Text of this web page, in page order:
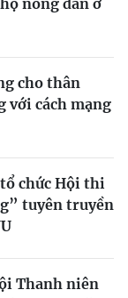
cho thân
với cách mạng
chức Hội thi
tuyên truyền
Thanh niên